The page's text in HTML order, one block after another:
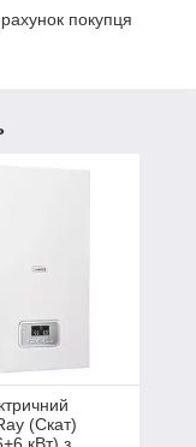
покупця
(Скат)